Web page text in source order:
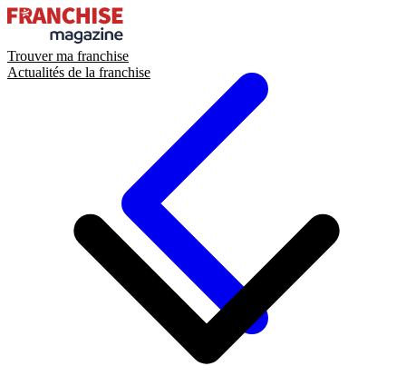
Trouver ma franchise
Actualités de la franchise